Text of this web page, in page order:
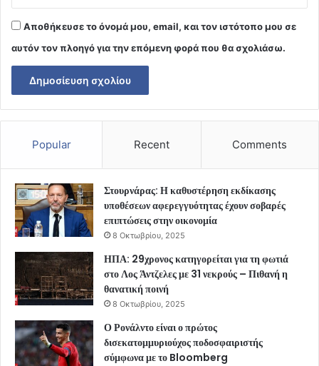
Αποθήκευσε το όνομά μου, email, και τον ιστότοπο μου σε
αυτόν τον πλοηγό για την επόμενη φορά που θα σχολιάσω.
Popular Recent Comments
Στουρνάρας: Η καθυστέρηση εκδίκασης
υποθέσεων αφερεγγυότητας έχουν σοβαρές
επιπτώσεις στην οικονομία
8 Οκτωβρίου, 2025
ΗΠΑ: 29χρονος κατηγορείται για τη φωτιά
στο Λος Άντζελες με 31 νεκρούς – Πιθανή η
θανατική ποινή
8 Οκτωβρίου, 2025
Ο Ρονάλντο είναι ο πρώτος
δισεκατομμυριούχος ποδοσφαιριστής
σύμφωνα με το Bloomberg